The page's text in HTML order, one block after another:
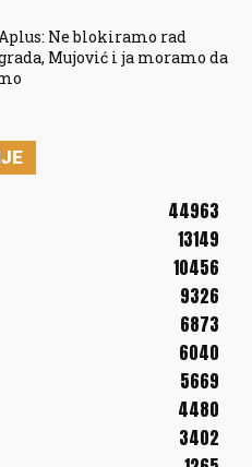
Ne blokiramo rad
Mujović i ja moramo da
44963
13149
10456
9326
6873
6040
5669
4480
3402